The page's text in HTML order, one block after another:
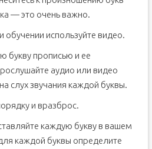
— это очень важно.
обучении используйте видео.
букву прописью и ее
аудио или видео
слух звучания каждой буквы.
и вразброс.
каждую букву в вашем
каждой буквы определите